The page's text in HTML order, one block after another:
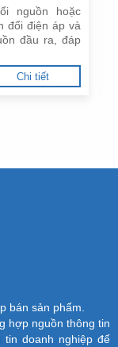
nguồn hoặc
đổi điện áp và
đầu ra, đáp
Chi tiết
bán sản phẩm.
hợp nguồn thông tin
tin doanh nghiệp để